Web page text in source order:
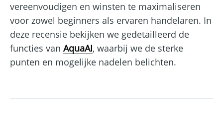
vereenvoudigen en winsten te maximaliseren
voor zowel beginners als ervaren handelaren. In
deze recensie bekijken we gedetailleerd de
functies van AquaAI, waarbij we de sterke
punten en mogelijke nadelen belichten.